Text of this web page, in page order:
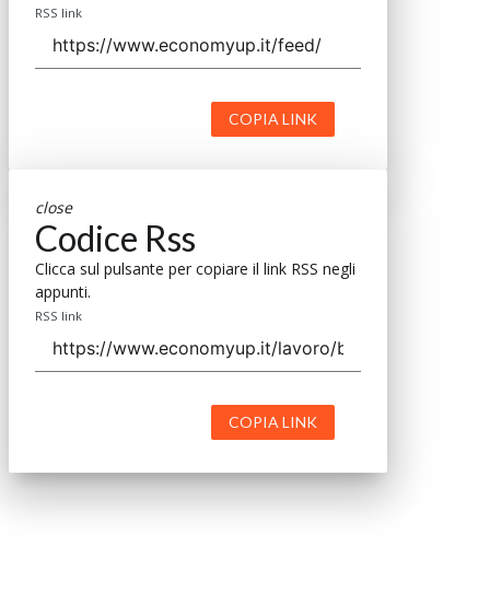
RSS link
COPIA LINK
close
Codice Rss
Clicca sul pulsante per copiare il link RSS negli
appunti.
RSS link
COPIA LINK